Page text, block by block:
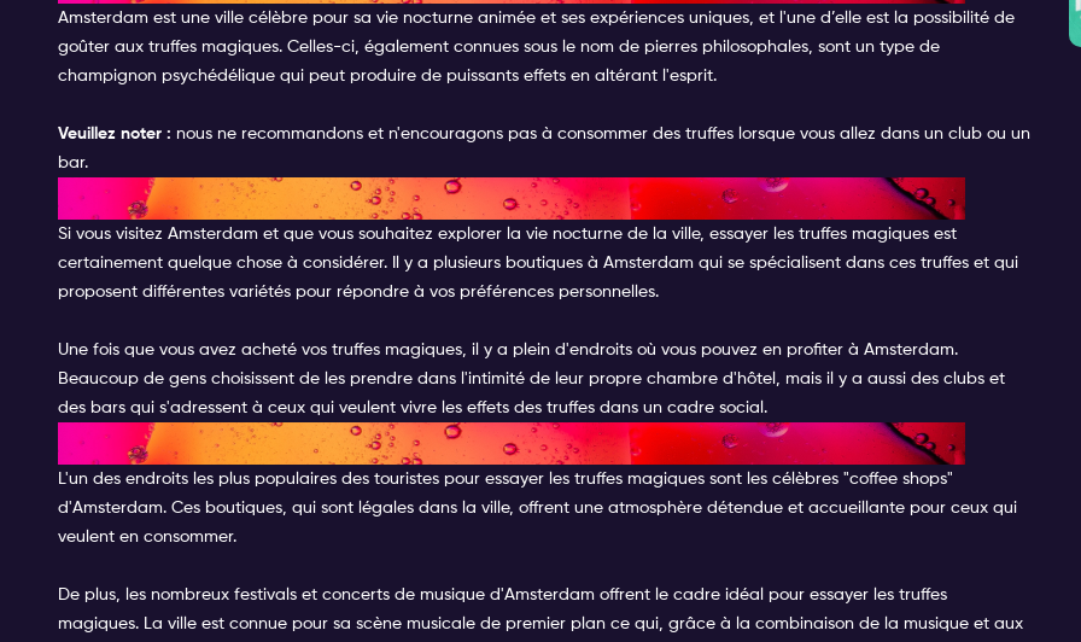
Amsterdam est une ville célèbre pour sa vie nocturne animée et ses expériences uniques, et l'une d’elle est la possibilité de
goûter aux truffes magiques. Celles-ci, également connues sous le nom de pierres philosophales, sont un type de
champignon psychédélique qui peut produire de puissants effets en altérant l'esprit.
Veuillez noter : nous ne recommandons et n'encouragons pas à consommer des truffes lorsque vous allez dans un club ou un
bar.
OÙ ACHETER DES TRUFFES MAGIQUES À AMSTERDAM
Si vous visitez Amsterdam et que vous souhaitez explorer la vie nocturne de la ville, essayer les truffes magiques est
certainement quelque chose à considérer. Il y a plusieurs boutiques à Amsterdam qui se spécialisent dans ces truffes et qui
proposent différentes variétés pour répondre à vos préférences personnelles.
Une fois que vous avez acheté vos truffes magiques, il y a plein d'endroits où vous pouvez en profiter à Amsterdam.
Beaucoup de gens choisissent de les prendre dans l'intimité de leur propre chambre d'hôtel, mais il y a aussi des clubs et
des bars qui s'adressent à ceux qui veulent vivre les effets des truffes dans un cadre social.
ENDROITS POUR PROFITER DES TRUFFES MAGIQUES
L'un des endroits les plus populaires des touristes pour essayer les truffes magiques sont les célèbres "coffee shops"
d'Amsterdam. Ces boutiques, qui sont légales dans la ville, offrent une atmosphère détendue et accueillante pour ceux qui
veulent en consommer.
De plus, les nombreux festivals et concerts de musique d'Amsterdam offrent le cadre idéal pour essayer les truffes
magiques. La ville est connue pour sa scène musicale de premier plan ce qui, grâce à la combinaison de la musique et aux